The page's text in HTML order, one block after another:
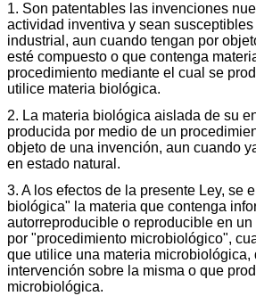
1. Son patentables las invenciones
actividad inventiva y sean
industrial, aun cuando tengan por
esté compuesto o que contenga
procedimiento mediante el cual se
utilice materia biológica.
2. La materia biológica aislada de su
producida por medio de un
objeto de una invención, aun cuando
en estado natural.
3. A los efectos de la presente Ley, se
biológica" la materia que contenga
autorreproducible o reproducible en
por "procedimiento microbiológico",
que utilice una materia microbiológica,
intervención sobre la misma o que
microbiológica.